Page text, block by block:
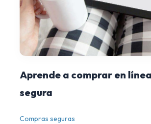
Aprende a comprar en
segura
Compras seguras